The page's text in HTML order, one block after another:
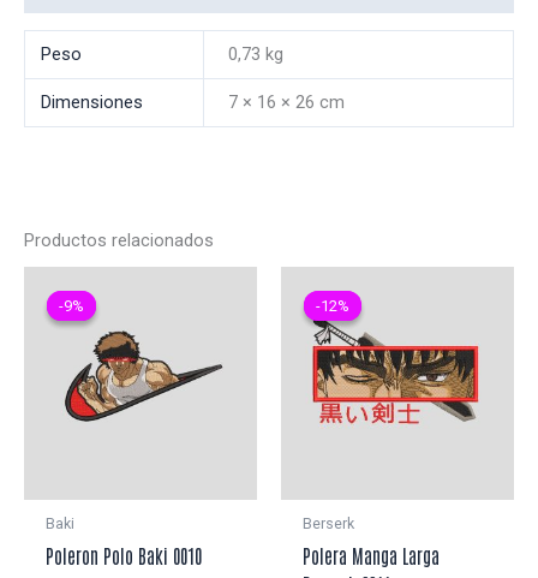
Peso 0,73 kg
Dimensiones 7 × 16 × 26 cm
Productos relacionados
-9%
-9%
Baki
Poleron Polo Baki 0010
-12%
-12%
Berserk
Polera Manga Larga